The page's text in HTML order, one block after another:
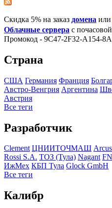
Скидка 5% на заказ домена или
Облачные сервера с
Промокод - 9C47-2F32-A154-
Страна
США Германия Франция
Австро-Венгрия Аргентина
Австрия
Все теги
Разработчик
Clement ЦНИИТОЧМАШ
Rossi S.A. ТОЗ (Тула) Nagant FN
ИжМех КБП Тула Glock GmbH
Все теги
Калибр